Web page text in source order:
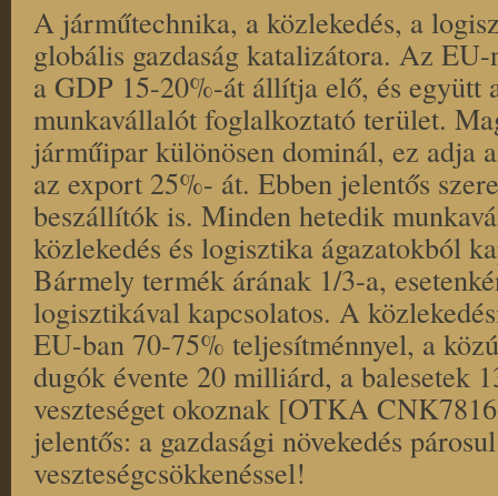
A járműtechnika, a közlekedés, a
globális gazdaság katalizátora. Az
a GDP 15-20%-át állítja elő, és együtt
munkavállalót foglalkoztató terület.
járműipar különösen dominál, ez adja
az export 25%- át. Ebben jelentős
beszállítók is. Minden hetedik
közlekedés és logisztika ágazatokból
Bármely termék árának 1/3-a,
logisztikával kapcsolatos. A
EU-ban 70-75% teljesítménnyel, a
dugók évente 20 milliárd, a balesetek
veszteséget okoznak [OTKA
jelentős: a gazdasági növekedés
veszteségcsökkenéssel!